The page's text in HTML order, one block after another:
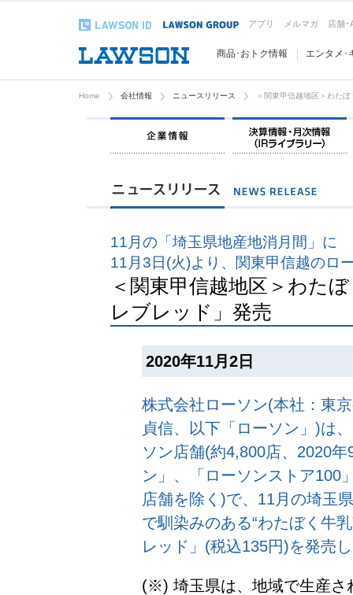
アプリ メルマガ 店舗･
商品･おトク情報 エンタメ･
Home 会社情報 ニュースリリース ＜関東甲信越地区＞わた
企業情報
11月の「埼玉県地産地消月間」に
11月3日(火)より、関東甲信越のロ
＜関東甲信越地区＞わた
レブレッド」発売
2020年11月2日
株式会社ローソン(本社：東
貞信、以下「ローソン」)は
ソン店舗(約4,800店、2020
ン」、「ローソンストア100
店舗を除く)で、11月の埼玉
で馴染みのある“わたぼく牛
レッド」(税込135円)を発売
(※) 埼玉県は、地域で生産さ